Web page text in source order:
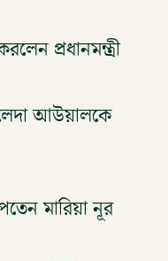
প্রধানমন্ত্রী
আউয়ালকে
মারিয়া নূর